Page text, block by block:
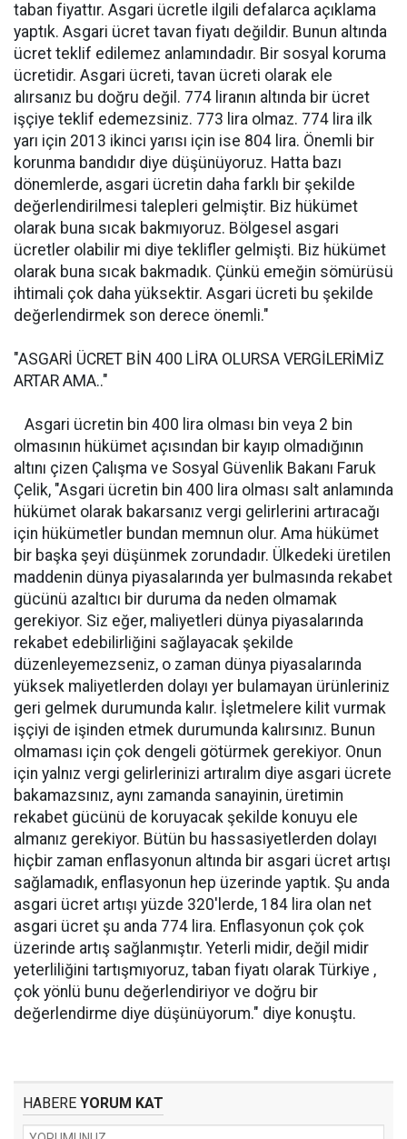
taban fiyattır. Asgari ücretle ilgili defalarca açıklama
yaptık. Asgari ücret tavan fiyatı değildir. Bunun altında
ücret teklif edilemez anlamındadır. Bir sosyal koruma
ücretidir. Asgari ücreti, tavan ücreti olarak ele
alırsanız bu doğru değil. 774 liranın altında bir ücret
işçiye teklif edemezsiniz. 773 lira olmaz. 774 lira ilk
yarı için 2013 ikinci yarısı için ise 804 lira. Önemli bir
korunma bandıdır diye düşünüyoruz. Hatta bazı
dönemlerde, asgari ücretin daha farklı bir şekilde
değerlendirilmesi talepleri gelmiştir. Biz hükümet
olarak buna sıcak bakmıyoruz. Bölgesel asgari
ücretler olabilir mi diye teklifler gelmişti. Biz hükümet
olarak buna sıcak bakmadık. Çünkü emeğin sömürüsü
ihtimali çok daha yüksektir. Asgari ücreti bu şekilde
değerlendirmek son derece önemli."
"ASGARİ ÜCRET BİN 400 LİRA OLURSA VERGİLERİMİZ
ARTAR AMA.."
Asgari ücretin bin 400 lira olması bin veya 2 bin
olmasının hükümet açısından bir kayıp olmadığının
altını çizen Çalışma ve Sosyal Güvenlik Bakanı Faruk
Çelik, "Asgari ücretin bin 400 lira olması salt anlamında
hükümet olarak bakarsanız vergi gelirlerini artıracağı
için hükümetler bundan memnun olur. Ama hükümet
bir başka şeyi düşünmek zorundadır. Ülkedeki üretilen
maddenin dünya piyasalarında yer bulmasında rekabet
gücünü azaltıcı bir duruma da neden olmamak
gerekiyor. Siz eğer, maliyetleri dünya piyasalarında
rekabet edebilirliğini sağlayacak şekilde
düzenleyemezseniz, o zaman dünya piyasalarında
yüksek maliyetlerden dolayı yer bulamayan ürünleriniz
geri gelmek durumunda kalır. İşletmelere kilit vurmak
işçiyi de işinden etmek durumunda kalırsınız. Bunun
olmaması için çok dengeli götürmek gerekiyor. Onun
için yalnız vergi gelirlerinizi artıralım diye asgari ücrete
bakamazsınız, aynı zamanda sanayinin, üretimin
rekabet gücünü de koruyacak şekilde konuyu ele
almanız gerekiyor. Bütün bu hassasiyetlerden dolayı
hiçbir zaman enflasyonun altında bir asgari ücret artışı
sağlamadık, enflasyonun hep üzerinde yaptık. Şu anda
asgari ücret artışı yüzde 320'lerde, 184 lira olan net
asgari ücret şu anda 774 lira. Enflasyonun çok çok
üzerinde artış sağlanmıştır. Yeterli midir, değil midir
yeterliliğini tartışmıyoruz, taban fiyatı olarak Türkiye ,
çok yönlü bunu değerlendiriyor ve doğru bir
değerlendirme diye düşünüyorum." diye konuştu.
HABERE YORUM KAT